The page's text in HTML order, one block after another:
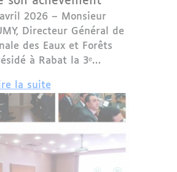
2026 – Monsieur
Directeur Général de
des Eaux et Forêts
à Rabat la 3ᵉ…
la suite